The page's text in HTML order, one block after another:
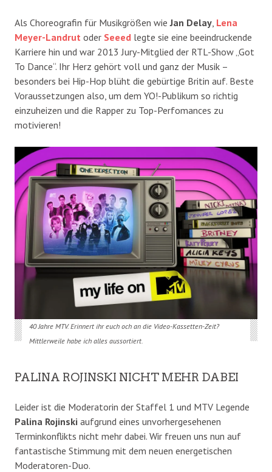
Als Choreografin für Musikgrößen wieJan Delay Lena
Meyer-Landrut oder Seeed legte sie eine beeindruckende
Karriere hin und war 2013 Jury-Mitglied der RTL-Show „Got
To Dance“. Ihr Herz gehört voll und ganz der Musik –
besonders bei Hip-Hop blüht die gebürtige Britin auf. Beste
Voraussetzungen also, um dem YO!-Publikum so richtig
einzuheizen und die Rapper zu Top-Perfomances zu
motivieren!
40 Jahre MTV. Erinnert ihr euch och an die Video-Kassetten-Zeit?
Mittlerweile habe ich alles aussortiert.
PALINA ROJINSKI NICHT MEHR DABEI
Leider ist die Moderatorin der Staffel 1 und MTV Legende
Palina Rojinski aufgrund eines unvorhergesehenen
Terminkonflikts nicht mehr dabei. Wir freuen uns nun auf
fantastische Stimmung mit dem neuen energetischen
Moderatoren-Duo.